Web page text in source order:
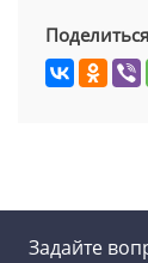
Задайте